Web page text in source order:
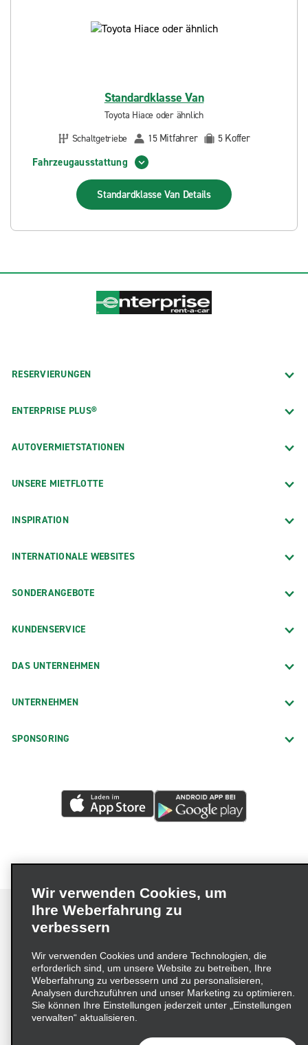
Standardklasse Van
Toyota Hiace oder ähnlich
Schaltgetriebe
15 Mitfahrer 5 Koffer
Fahrzeugausstattung
Standardklasse Van Details
RESERVIERUNGEN
ENTERPRISE PLUS®
AUTOVERMIETSTATIONEN
UNSERE MIETFLOTTE
INSPIRATION
INTERNATIONALE WEBSITES
SONDERANGEBOTE
KUNDENSERVICE
DAS UNTERNEHMEN
UNTERNEHMEN
SPONSORING
Impressum Nutzungsbedingungen
Datenschutzrichtlinie
Cookie-Richtlinie
Datenschutzoptionen
Lieferkettensorgfaltspflichtengesetz (LkSG) Grundsatzerklärung
Beschwerdeverfahren nach dem
Wir verwenden Cookies, um
Ihre Weberfahrung zu
verbessern
Wir verwenden Cookies und andere Technologien, die
erforderlich sind, um unsere Website zu betreiben, Ihre
Weberfahrung zu verbessern und zu personalisieren,
Analysen durchzuführen und unser Marketing zu optimieren.
Sie können Ihre Einstellungen jederzeit unter „Einstellungen
verwalten“ aktualisieren.